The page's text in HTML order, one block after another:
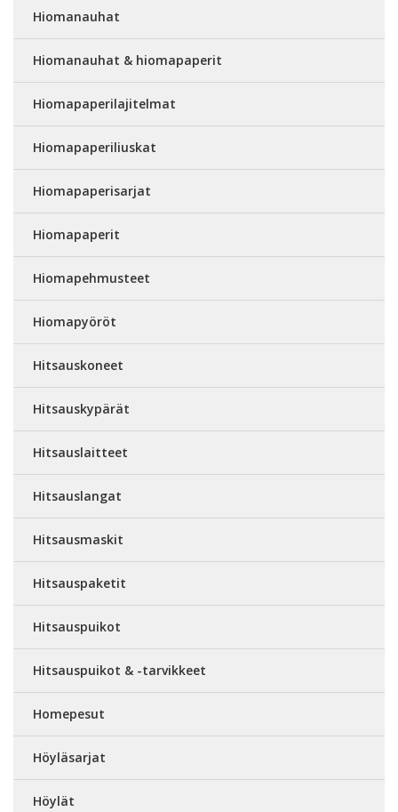
Hiomanauhat
Hiomanauhat & hiomapaperit
Hiomapaperilajitelmat
Hiomapaperiliuskat
Hiomapaperisarjat
Hiomapaperit
Hiomapehmusteet
Hiomapyöröt
Hitsauskoneet
Hitsauskypärät
Hitsauslaitteet
Hitsauslangat
Hitsausmaskit
Hitsauspaketit
Hitsauspuikot
Hitsauspuikot & -tarvikkeet
Homepesut
Höyläsarjat
Höylät